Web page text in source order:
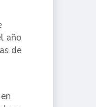
año
de